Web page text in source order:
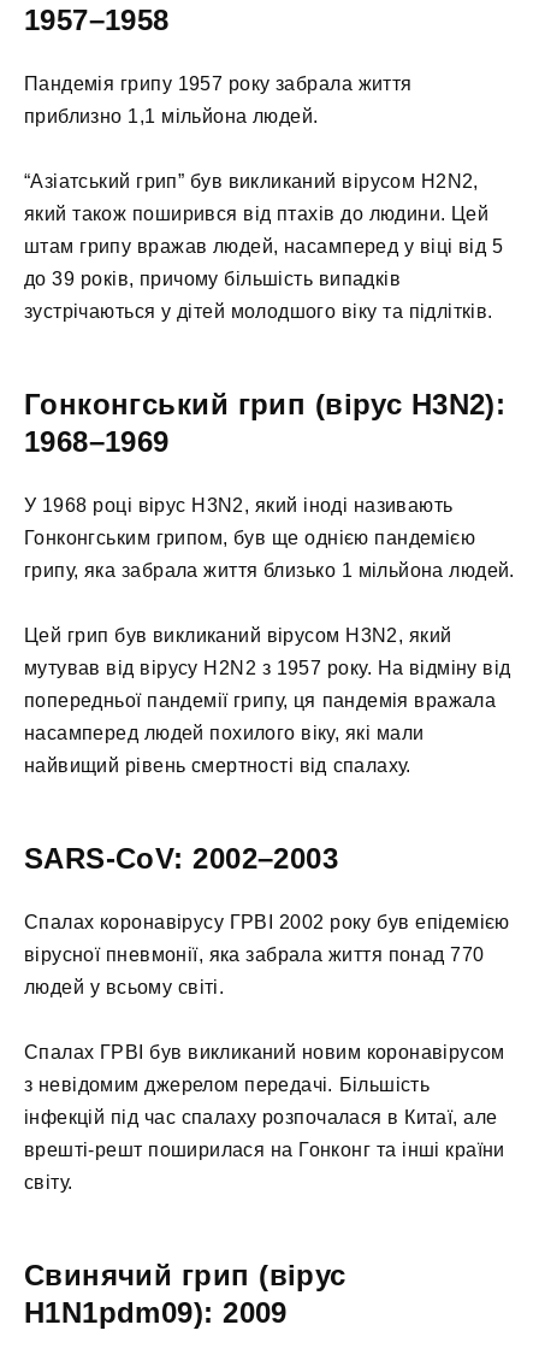
1957–1958
Пандемія грипу 1957 року забрала життя
приблизно 1,1 мільйона людей.
“Азіатський грип” був викликаний вірусом H2N2,
який також поширився від птахів до людини. Цей
штам грипу вражав людей, насамперед у віці від 5
до 39 років, причому більшість випадків
зустрічаються у дітей молодшого віку та підлітків.
Гонконгський грип (вірус H3N2):
1968–1969
У 1968 році вірус H3N2, який іноді називають
Гонконгським грипом, був ще однією пандемією
грипу, яка забрала життя близько 1 мільйона людей.
Цей грип був викликаний вірусом H3N2, який
мутував від вірусу H2N2 з 1957 року. На відміну від
попередньої пандемії грипу, ця пандемія вражала
насамперед людей похилого віку, які мали
найвищий рівень смертності від спалаху.
SARS-CoV: 2002–2003
Спалах коронавірусу ГРВІ 2002 року був епідемією
вірусної пневмонії, яка забрала життя понад 770
людей у ​​всьому світі.
Спалах ГРВІ був викликаний новим коронавірусом
з невідомим джерелом передачі. Більшість
інфекцій під час спалаху розпочалася в Китаї, але
врешті-решт поширилася на Гонконг та інші країни
світу.
Свинячий грип (вірус
H1N1pdm09): 2009